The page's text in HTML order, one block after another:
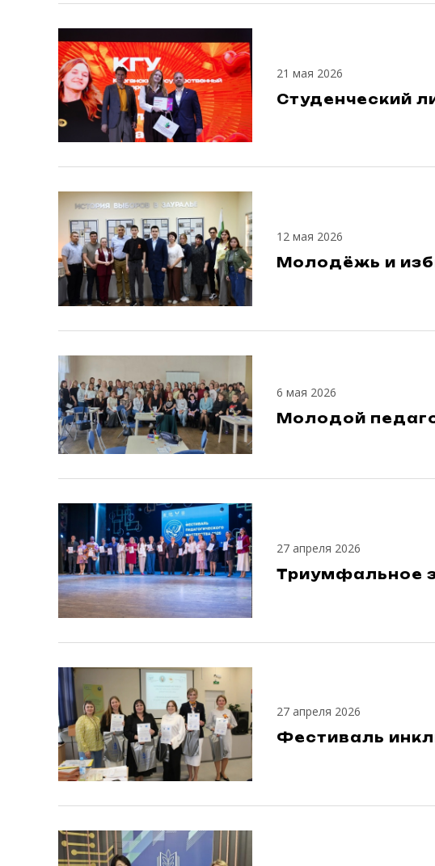
21 мая 2026
Студенческий
12 мая 2026
Молодёжь и
6 мая 2026
Молодой
27 апреля 2026
Триумфальное
27 апреля 2026
Фестиваль